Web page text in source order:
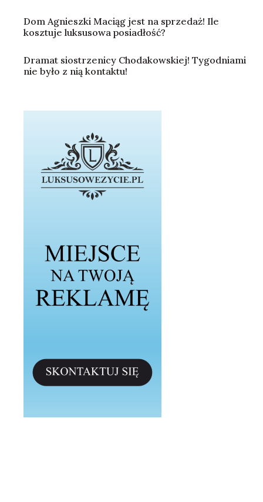
Dom Agnieszki Maciąg jest na sprzedaż! Ile
kosztuje luksusowa posiadłość?
Dramat siostrzenicy Chodakowskiej! Tygodniami
nie było z nią kontaktu!